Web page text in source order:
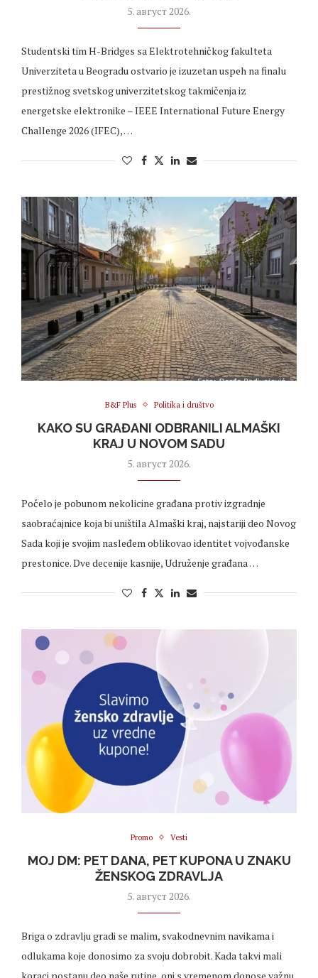
5. август 2026.
Studentski tim H-Bridges sa Elektrotehničkog fakulteta
Univerziteta u Beogradu ostvario je izuzetan uspeh na finalu
prestižnog svetskog univerzitetskog takmičenja iz
energetske elektronike – IEEE International Future Energy
Challenge 2026 (IFEC), …
B&F Plus Politika i društvo
KAKO SU GRAĐANI ODBRANILI ALMAŠKI
KRAJ U NOVOM SADU
5. август 2026.
Počelo je pobunom nekolicine građana protiv izgradnje
saobraćajnice koja bi uništila Almaški kraj, najstariji deo Novog
Sada koji je svojim nasleđem oblikovao identitet vojvođanske
prestonice. Dve decenije kasnije, Udruženje građana …
Promo Vesti
MOJ DM: PET DANA, PET KUPONA U ZNAKU
ŽENSKOG ZDRAVLJA
5. август 2026.
Briga o zdravlju gradi se malim, svakodnevnim navikama i
odlukama koje donosimo za svoju dobrobit. Kada takvi mali
koraci postanu deo naše rutine, oni s vremenom donose važnu